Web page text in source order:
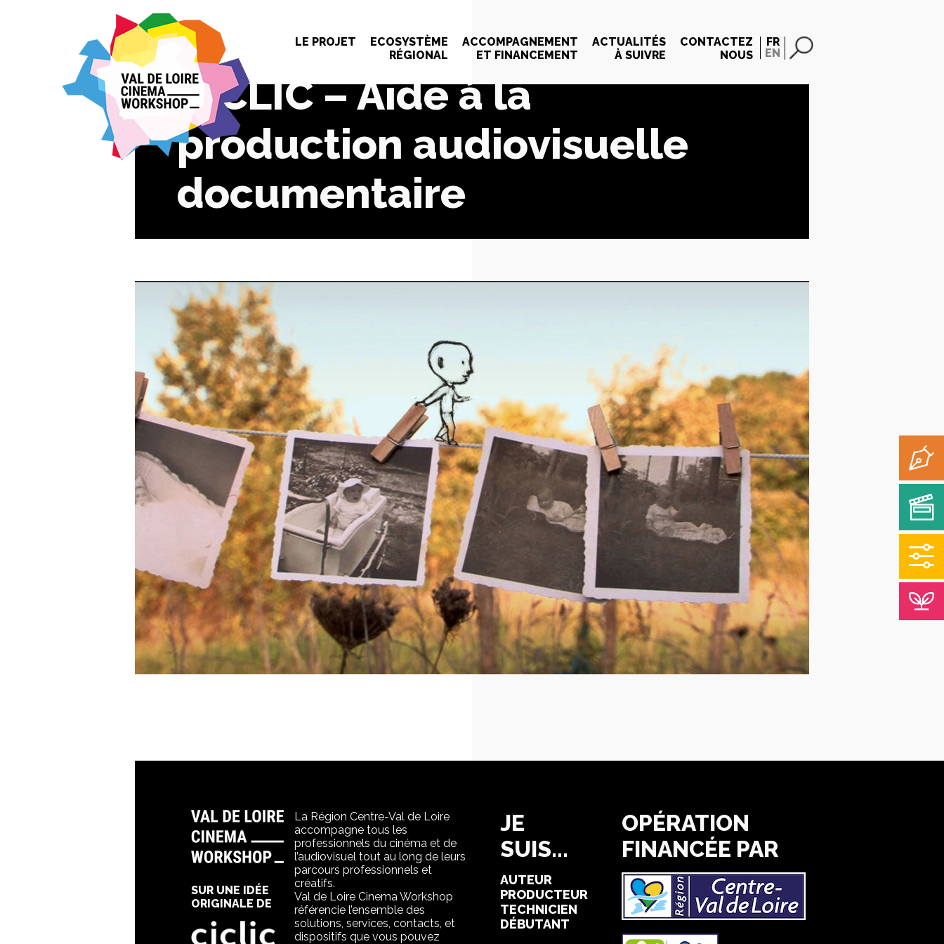
LE PROJET
ECOSYSTÈME
RÉGIONAL
ACCOMPAGNEMENT
ET FINANCEMENT
ACTUALITÉS
À SUIVRE
CONTACTEZ
NOUS
FR
EN
CICLIC – Aide à la
production audiovisuelle
documentaire
La Région Centre-Val de Loire
accompagne tous les
professionnels du cinéma et de
l’audiovisuel tout au long de leurs
parcours professionnels et
créatifs.
Val de Loire Cinema Workshop
référencie l’ensemble des
solutions, services, contacts, et
dispositifs que vous pouvez
SUR UNE IDÉE
ORIGINALE DE
JE
SUIS...
AUTEUR
PRODUCTEUR
TECHNICIEN
DÉBUTANT
OPÉRATION
FINANCÉE PAR